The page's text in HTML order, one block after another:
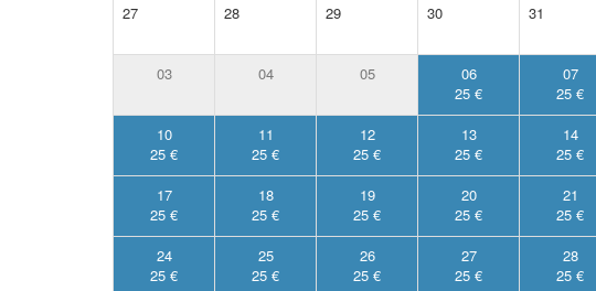
27
28 29 30 31
03 04 05
06
25 €
07
25 €
10
25 €
11
25 €
12
25 €
13
25 €
14
25 €
17
25 €
18
25 €
19
25 €
20
25 €
21
25 €
24
25 €
25
25 €
26
25 €
27
25 €
28
25 €